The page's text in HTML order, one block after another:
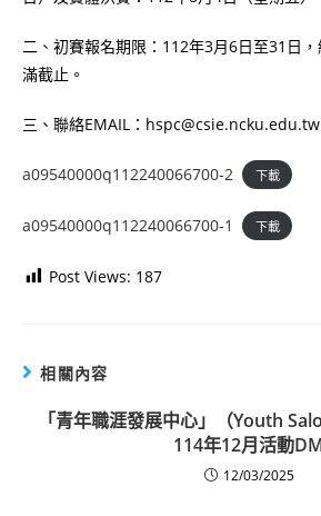
二、初賽報名期限：112年3月6日至31日
滿截止。
三、聯絡EMAIL：hspc@csie.ncku.edu.tw
a09540000q112240066700-2 下載
a09540000q112240066700-1 下載
Post Views: 187
相關內容
「青年職涯發展中心」（Youth
114年12月活動
12/03/2025